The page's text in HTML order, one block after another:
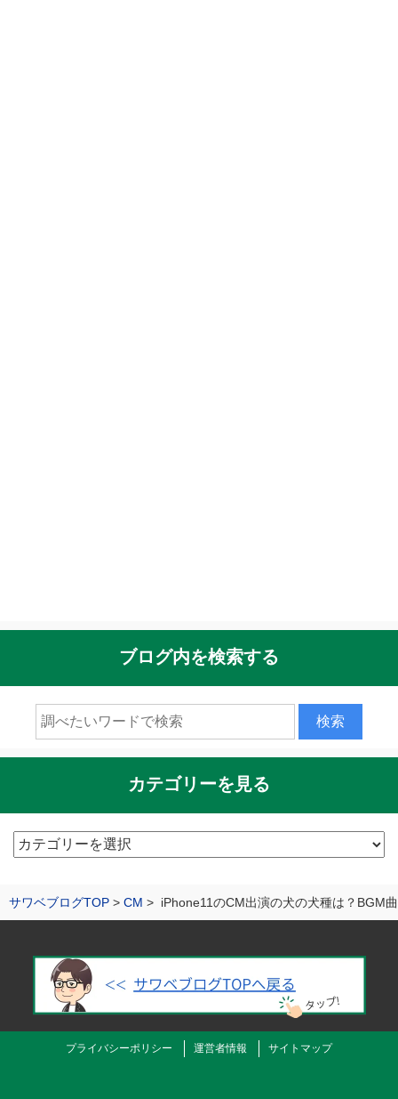
サワベブログTOP CM iPhone11のCM出演の犬の犬種は？BGM
ブログ内を検索する
カテゴリーを見る
カ
リ
プライバシーポリシー 運営者情報 サイトマップ